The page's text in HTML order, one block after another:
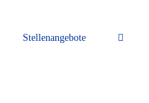
Stellenangebote